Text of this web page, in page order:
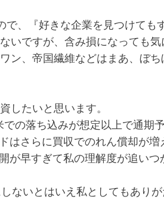
、『好きな企業を見つけても
いですが、含み損になっても
、帝国繊維などはまあ、ぼ
したいと思います。
の落ち込みが想定以上で通期
はさらに買収でのれん償却が
早すぎて私の理解度が追いつ
ないとはいえ私としてもあり